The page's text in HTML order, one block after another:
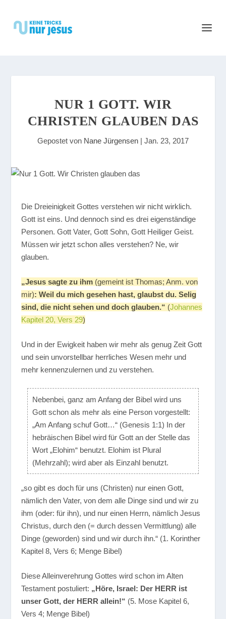
NUR 1 GOTT. WIR
CHRISTEN GLAUBEN DAS
Gepostet von Nane Jürgensen | Jan. 23, 2017
Die Dreieinigkeit Gottes verstehen wir nicht wirklich.
Gott ist eins. Und dennoch sind es drei eigenständige
Personen. Gott Vater, Gott Sohn, Gott Heiliger Geist.
Müssen wir jetzt schon alles verstehen? Ne, wir
glauben.
„Jesus sagte zu ihm (gemeint ist Thomas; Anm. von
mir): Weil du mich gesehen hast, glaubst du. Selig
sind, die nicht sehen und doch glauben.“ (Johannes
Kapitel 20, Vers 29)
Und in der Ewigkeit haben wir mehr als genug Zeit Gott
und sein unvorstellbar herrliches Wesen mehr und
mehr kennenzulernen und zu verstehen.
Nebenbei, ganz am Anfang der Bibel wird uns
Gott schon als mehr als eine Person vorgestellt:
„Am Anfang schuf Gott…“ (Genesis 1:1) In der
hebräischen Bibel wird für Gott an der Stelle das
Wort „Elohim“ benutzt. Elohim ist Plural
(Mehrzahl); wird aber als Einzahl benutzt.
„so gibt es doch für uns (Christen) nur einen Gott,
nämlich den Vater, von dem alle Dinge sind und wir zu
ihm (oder: für ihn), und nur einen Herrn, nämlich Jesus
Christus, durch den (= durch dessen Vermittlung) alle
Dinge (geworden) sind und wir durch ihn.“ (1. Korinther
Kapitel 8, Vers 6; Menge Bibel)
Diese Alleinverehrung Gottes wird schon im Alten
Testament postuliert: „Höre, Israel: Der HERR ist
unser Gott, der HERR allein!“ (5. Mose Kapitel 6,
Vers 4; Menge Bibel)